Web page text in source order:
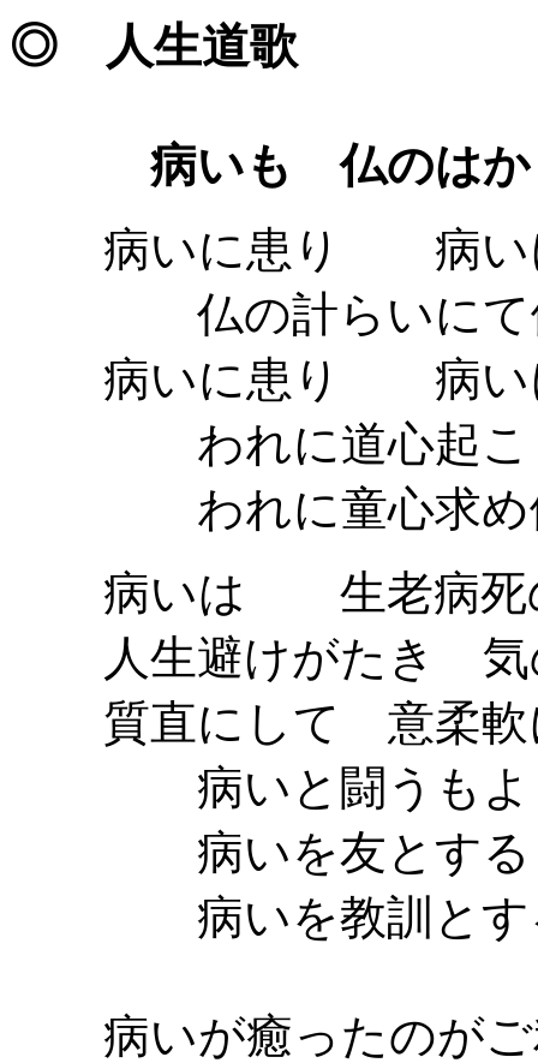
◎ 人生道歌
病いも 仏のはか
病いに患り 病い
仏の計らいにて
病いに患り 病い
われに道心起こ
われに童心求め
病いは 生老病死の
人生避けがたき 気
質直にして 意柔軟
病いと闘うもよ
病いを友とする
病いを教訓とす
病いが癒ったのがご